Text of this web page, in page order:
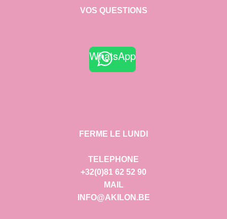
VOS QUESTIONS
WhatsApp
FERME LE LUNDI
TELEPHONE
+32(0)81 62 52 90
MAIL
INFO@AKILON.BE